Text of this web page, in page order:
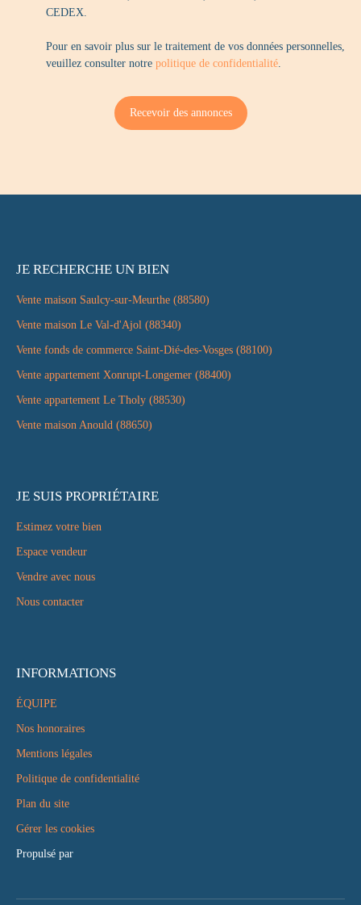
CEDEX.
Pour en savoir plus sur le traitement de vos données personnelles,
veuillez consulter notre politique de confidentialité
Recevoir des annonces
JE RECHERCHE UN BIEN
Vente maison Saulcy-sur-Meurthe (88580)
Vente maison Le Val-d'Ajol (88340)
Vente fonds de commerce Saint-Dié-des-Vosges (88100)
Vente appartement Xonrupt-Longemer (88400)
Vente appartement Le Tholy (88530)
Vente maison Anould (88650)
JE SUIS PROPRIÉTAIRE
Estimez votre bien
Espace vendeur
Vendre avec nous
Nous contacter
INFORMATIONS
ÉQUIPE
Nos honoraires
Mentions légales
Politique de confidentialité
Plan du site
Gérer les cookies
Propulsé par